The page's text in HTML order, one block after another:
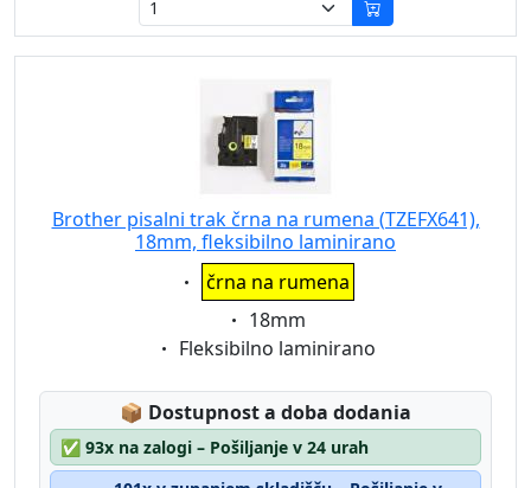
Brother pisalni trak črna na rumena (TZEFX641),
18mm, fleksibilno laminirano
Eigenschaft:
črna na rumena
Eigenschaft:
18mm
Eigenschaft:
Fleksibilno laminirano
📦 Lagerstatus:
Dostupnost a doba dodania
✅ 93x na zalogi – Pošiljanje v 24 urah